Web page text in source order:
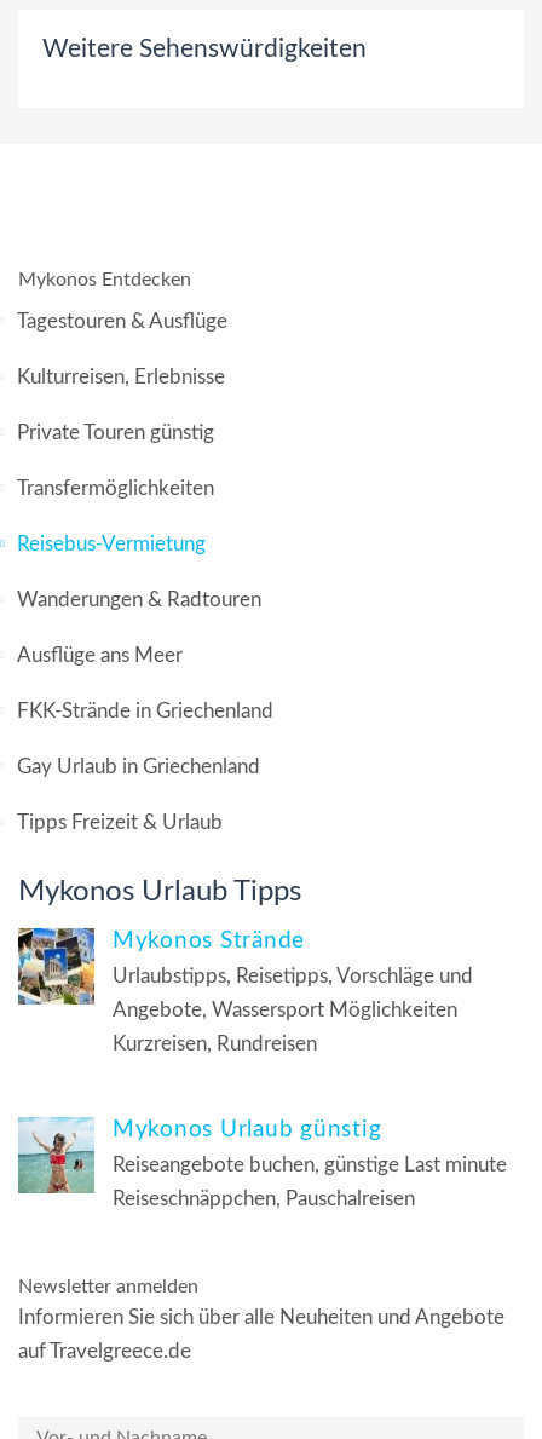
Weitere Sehenswürdigkeiten
Mykonos Entdecken
Tagestouren & Ausflüge
Kulturreisen, Erlebnisse
Private Touren günstig
Transfermöglichkeiten
Reisebus-Vermietung
Wanderungen & Radtouren
Ausflüge ans Meer
FKK-Strände in Griechenland
Gay Urlaub in Griechenland
Tipps Freizeit & Urlaub
Mykonos Urlaub Tipps
Mykonos Strände
Urlaubstipps, Reisetipps, Vorschläge und
Angebote, Wassersport Möglichkeiten
Kurzreisen, Rundreisen
Mykonos Urlaub günstig
Reiseangebote buchen, günstige Last minute
Reiseschnäppchen, Pauschalreisen
Newsletter anmelden
Informieren Sie sich über alle Neuheiten und Angebote
auf Travelgreece.de